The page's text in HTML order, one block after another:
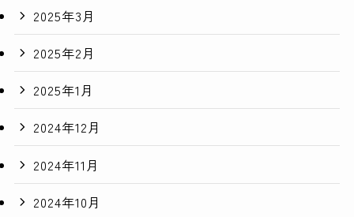
2025年3月
2025年2月
2025年1月
2024年12月
2024年11月
2024年10月